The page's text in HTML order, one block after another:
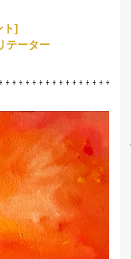
ト]
テーター